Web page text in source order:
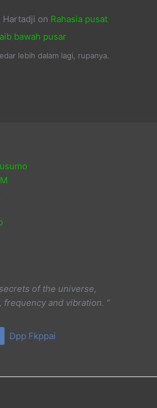
Hartadji on Rahasia pusat
bawah pusar
lebih dalam lagi, rupanya.
of the universe,
and vibration. ”
Dpp Fkppai